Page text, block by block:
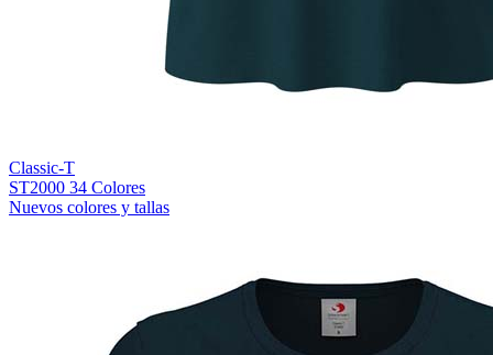
Classic-T
ST2000 34 Colores
Nuevos colores y tallas